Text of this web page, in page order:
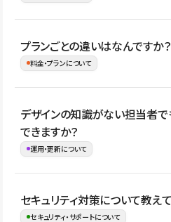
イト全体のデザインや設定がそのま
め、移行後にページ構成やデザイン
はい。アクセス規模が大きいサイト
理、セキュリティ確認、既存シス
ない段階でも、お問い合わせくださ
お問合せはこちら
プランごとの違いはなんですか？
料金・プランについて
公開ページ数、バージョン履歴の期
管理の有無などがプランごとに異な
ージをご覧ください。
デザインの知識がない担当者で
できますか？
運用・更新について
はい。CMSやコンポーネントを活用
ことで、デザインを崩しにくい状態
セキュリティ対策について教えて
セキュリティ・サポートについて